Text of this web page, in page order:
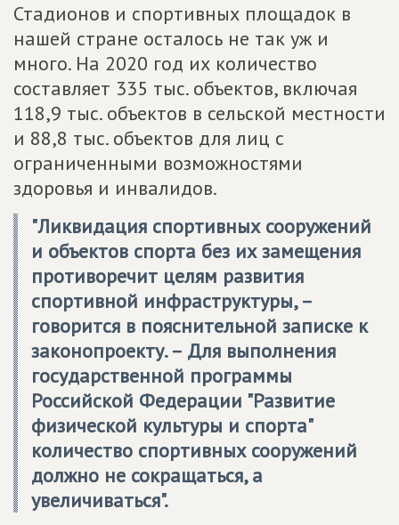
Стадионов и спортивных площадок в
нашей стране осталось не так уж и
много. На 2020 год их количество
составляет 335 тыс. объектов, включая
118,9 тыс. объектов в сельской местности
и 88,8 тыс. объектов для лиц с
ограниченными возможностями
здоровья и инвалидов.
"Ликвидация спортивных сооружений
и объектов спорта без их замещения
противоречит целям развития
спортивной инфраструктуры, –
говорится в пояснительной записке к
законопроекту. – Для выполнения
государственной программы
Российской Федерации "Развитие
физической культуры и спорта"
количество спортивных сооружений
должно не сокращаться, а
увеличиваться".